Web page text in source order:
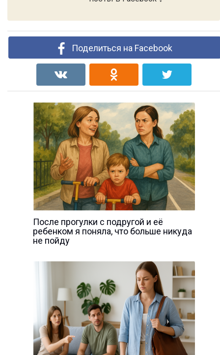
Поделиться на Facebook
После прогулки с подругой и её
ребенком я поняла, что больше никуда
не пойду